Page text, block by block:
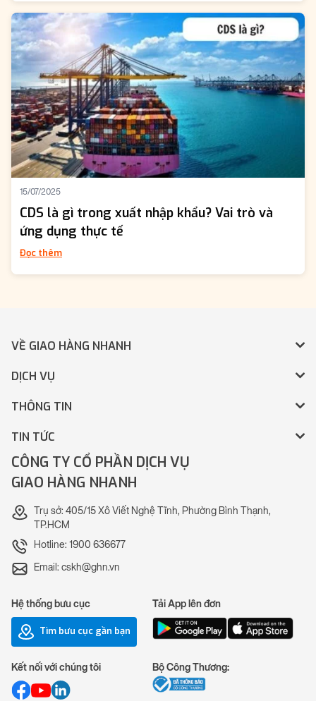
15/07/2025
CDS là gì trong xuất nhập khẩu? Vai trò và
ứng dụng thực tế
Đọc thêm
VỀ GIAO HÀNG NHANH
DỊCH VỤ
THÔNG TIN
TIN TỨC
CÔNG TY CỔ PHẦN DỊCH VỤ
GIAO HÀNG NHANH
Trụ sở: 405/15 Xô Viết Nghệ Tĩnh, Phường Bình Thạnh,
TP.HCM
Hotline: 1900 636677
Email: cskh@ghn.vn
Hệ thống bưu cục
Tìm bưu cục gần bạn
Tải App lên đơn
Kết nối với chúng tôi Bộ Công Thương: